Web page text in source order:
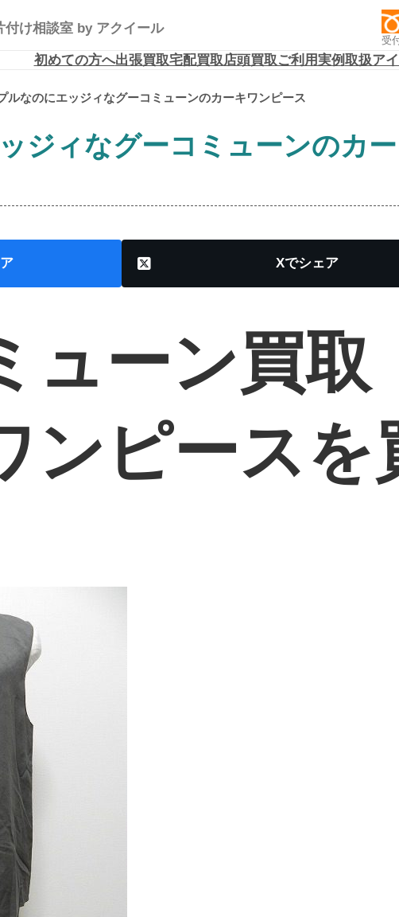
付け相談室 by アクイール
受
初めての方へ出張買取宅配買取店頭買取ご利用実例取扱ア
ルなのにエッジィなグーコミューンのカーキワンピース
ジィなグーコミューンのカ
X
ューン買取
ンピースを